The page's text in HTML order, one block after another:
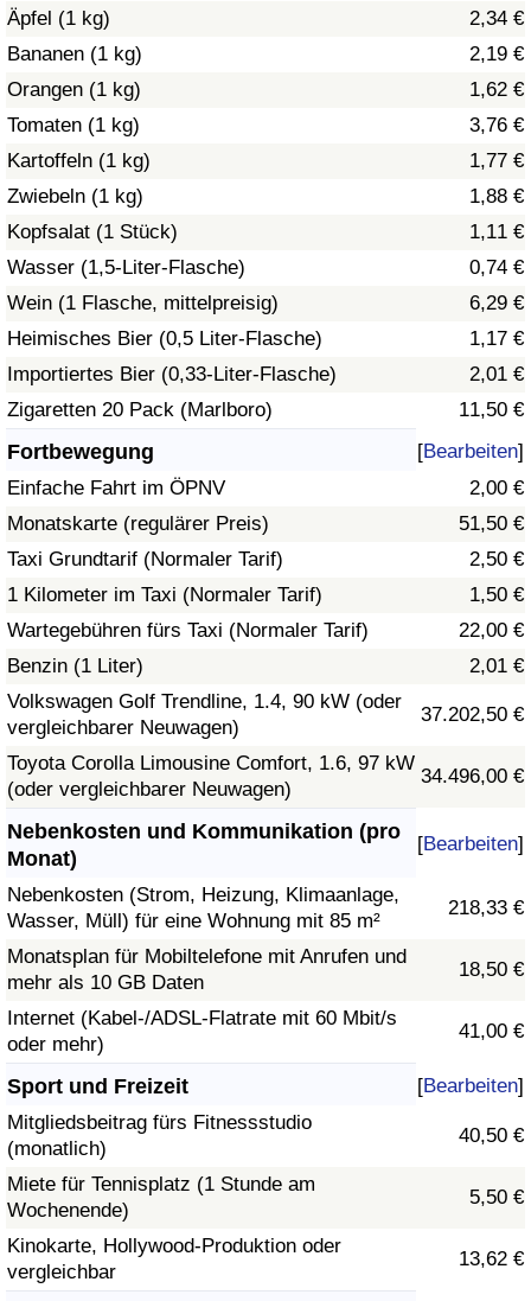
Äpfel (1 kg)
2,34 €
Bananen (1 kg)
2,19 €
Orangen (1 kg)
1,62 €
Tomaten (1 kg)
3,76 €
Kartoffeln (1 kg)
1,77 €
Zwiebeln (1 kg)
1,88 €
Kopfsalat (1 Stück)
1,11 €
Wasser (1,5-Liter-Flasche)
0,74 €
Wein (1 Flasche, mittelpreisig)
6,29 €
Heimisches Bier (0,5 Liter-Flasche)
1,17 €
Importiertes Bier (0,33-Liter-Flasche)
2,01 €
Zigaretten 20 Pack (Marlboro)
11,50 €
Fortbewegung [Bearbeiten]
Einfache Fahrt im ÖPNV
2,00 €
Monatskarte (regulärer Preis)
51,50 €
Taxi Grundtarif (Normaler Tarif)
2,50 €
1 Kilometer im Taxi (Normaler Tarif)
1,50 €
Wartegebühren fürs Taxi (Normaler Tarif)
22,00 €
Benzin (1 Liter)
2,01 €
Volkswagen Golf Trendline, 1.4, 90 kW (oder
vergleichbarer Neuwagen)
37.202,50 €
Toyota Corolla Limousine Comfort, 1.6, 97 kW
(oder vergleichbarer Neuwagen)
34.496,00 €
Nebenkosten und Kommunikation (pro
Monat)
[Bearbeiten]
Nebenkosten (Strom, Heizung, Klimaanlage,
Wasser, Müll) für eine Wohnung mit 85 m²
218,33 €
Monatsplan für Mobiltelefone mit Anrufen und
mehr als 10 GB Daten
18,50 €
Internet (Kabel-/ADSL-Flatrate mit 60 Mbit/s
oder mehr)
41,00 €
Sport und Freizeit [Bearbeiten]
Mitgliedsbeitrag fürs Fitnessstudio
(monatlich)
40,50 €
Miete für Tennisplatz (1 Stunde am
Wochenende)
5,50 €
Kinokarte, Hollywood-Produktion oder
vergleichbar
13,62 €
Verschmutzungsindex
Umweltverschmutzungs-Index nach Land
Verkehr
Verkehrs-Index
Verkehrs-Index (aktuell)
Verkehrs-Index nach Land